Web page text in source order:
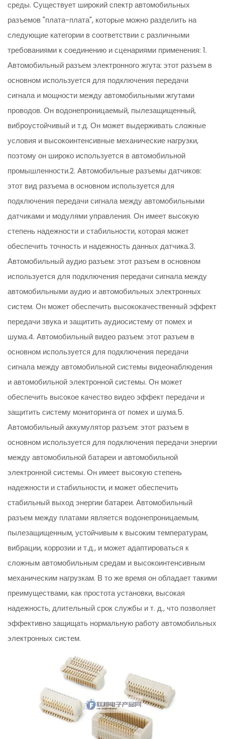
среды. Существует широкий спектр автомобильных
разъемов "плата-плата", которые можно разделить на
следующие категории в соответствии с различными
требованиями к соединению и сценариями применения: 1.
Автомобильный разъем электронного жгута: этот разъем в
основном используется для подключения передачи
сигнала и мощности между автомобильными жгутами
проводов. Он водонепроницаемый, пылезащищенный,
виброустойчивый и т.д. Он может выдерживать сложные
условия и высокоинтенсивные механические нагрузки,
поэтому он широко используется в автомобильной
промышленности.2. Автомобильные разъемы датчиков:
этот вид разъема в основном используется для
подключения передачи сигнала между автомобильными
датчиками и модулями управления. Он имеет высокую
степень надежности и стабильности, которая может
обеспечить точность и надежность данных датчика.3.
Автомобильный аудио разъем: этот разъем в основном
используется для подключения передачи сигнала между
автомобильными аудио и автомобильных электронных
систем. Он может обеспечить высококачественный эффект
передачи звука и защитить аудиосистему от помех и
шума.4. Автомобильный видео разъем: этот разъем в
основном используется для подключения передачи
сигнала между автомобильной системы видеонаблюдения
и автомобильной электронной системы. Он может
обеспечить высокое качество видео эффект передачи и
защитить систему мониторинга от помех и шума.5.
Автомобильный аккумулятор разъем: этот разъем в
основном используется для подключения передачи энергии
между автомобильной батареи и автомобильной
электронной системы. Он имеет высокую степень
надежности и стабильности, и может обеспечить
стабильный выход энергии батареи. Автомобильный
разъем между платами является водонепроницаемым,
пылезащищенным, устойчивым к высоким температурам,
вибрации, коррозии и т.д., и может адаптироваться к
сложным автомобильным средам и высокоинтенсивным
механическим нагрузкам. В то же время он обладает такими
преимуществами, как простота установки, высокая
надежность, длительный срок службы и т. д., что позволяет
эффективно защищать нормальную работу автомобильных
электронных систем.